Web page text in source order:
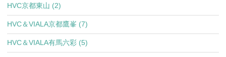
HVC京都東山 (2)
HVC＆VIALA京都鷹峯 (7)
HVC＆VIALA有馬六彩 (5)